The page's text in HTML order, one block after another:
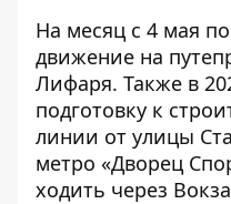
На месяц с 4 мая
движение на
Лифаря. Также в
подготовку к
линии от улицы
метро «Дворец
ходить через